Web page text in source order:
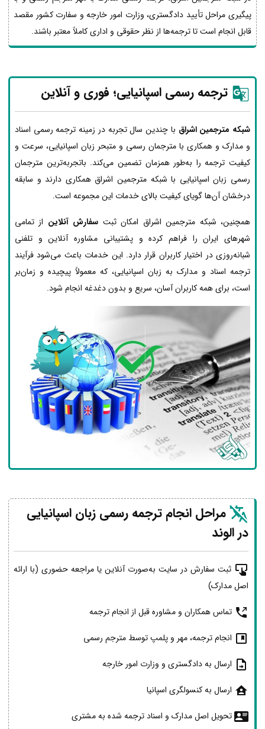
پیگیری مراحل تأیید دادگستری، وزارت امور خارجه و سفارت کشور مقصد
قابل انجام است تا ترجمه‌ها از نظر حقوقی و اداری کاملاً معتبر باشند.
ترجمه رسمی اسپانیایی؛ فوری و آنلاین
شبکه مترجمین اشراق با چندین سال تجربه در زمینه ترجمه رسمی اسناد
و مدارک و همکاری با مترجمان رسمی و متبحر زبان اسپانیایی، سرعت و
کیفیت ترجمه را به‌طور همزمان تضمین می‌کند. باتجربه‌ترین مترجمان
رسمی زبان اسپانیایی با شبکه مترجمین اشراق همکاری دارند و سابقه
درخشان آن‌ها گویای کیفیت بالای خدمات این مجموعه است.
همچنین، شبکه مترجمین اشراق امکان ثبت سفارش آنلاین از تمامی
شهرهای ایران را فراهم کرده و پشتیبانی مشاوره آنلاین و تلفنی
شبانه‌روزی در اختیار کاربران قرار دارد. این خدمات باعث می‌شود فرآیند
ترجمه اسناد و مدارک به زبان اسپانیایی، که معمولاً پیچیده و زمان‌بر
است، برای همه کاربران آسان، سریع و بدون دغدغه انجام شود.
مراحل انجام ترجمه رسمی زبان اسپانیایی
در الوند
ثبت سفارش در سایت به‌صورت آنلاین یا مراجعه حضوری (با ارائه
اصل مدارک)
تماس همکاران و مشاوره قبل از انجام ترجمه
انجام ترجمه، مهر و پلمپ توسط مترجم رسمی
ارسال به دادگستری و وزارت امور خارجه
ارسال به کنسولگری اسپانیا
تحویل اصل مدارک و اسناد ترجمه شده به مشتری